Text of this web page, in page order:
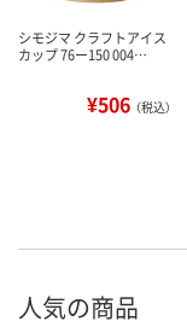
シモジマ クラフトアイス
カップ 76ー150 004…
¥506 （税込）
人気の商品